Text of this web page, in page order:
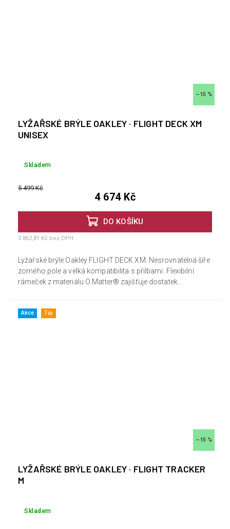
–15 %
LYŽAŘSKÉ BRÝLE OAKLEY · FLIGHT DECK XM
UNISEX
Skladem
DO KOŠÍKU
3 862,81 Kč bez DPH
5 499 Kč
4 674 Kč
Lyžařské brýle Oakley FLIGHT DECK XM. Nesrovnatelná šíře
zorného pole a velká kompatibilita s přilbami. Flexibilní
rámeček z materiálu O Matter® zajišťuje dostatek...
Akce Tip
–15 %
LYŽAŘSKÉ BRÝLE OAKLEY · FLIGHT TRACKER
M
Skladem